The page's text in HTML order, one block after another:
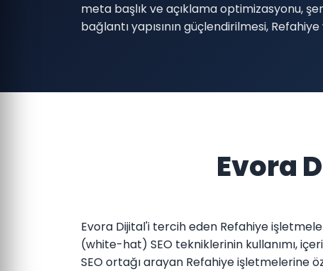
meta başlık ve açıklama optimizasyonu,
bağlantı yapısının güçlendirilmesi,
Evora
Evora Dijital'i tercih eden Refahiye
(white-hat) SEO tekniklerinin kullanımı,
SEO ortağı arayan Refahiye işletmelerine